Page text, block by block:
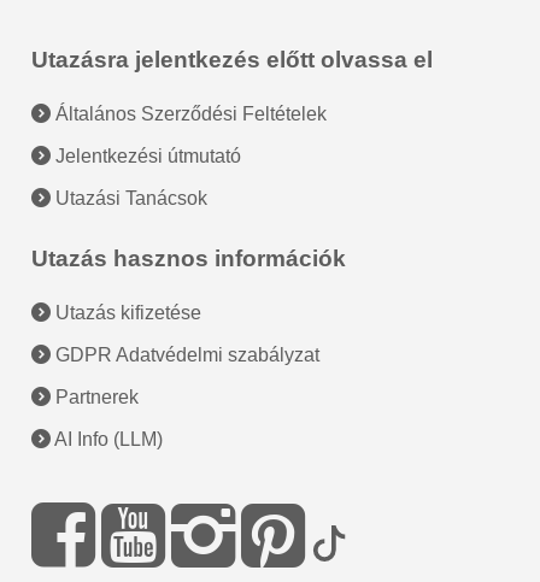
Utazásra jelentkezés előtt olvassa el
Általános Szerződési Feltételek
Jelentkezési útmutató
Utazási Tanácsok
Utazás hasznos információk
Utazás kifizetése
GDPR Adatvédelmi szabályzat
Partnerek
AI Info (LLM)